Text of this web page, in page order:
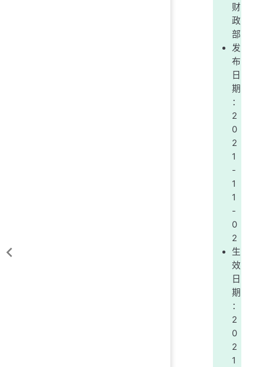
财
政
部
发
布
日
期
：
2
0
2
1
-
1
1
-
0
2
生
效
日
期
：
2
0
2
1